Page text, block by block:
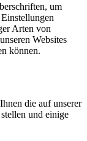
um
Arten von
Websites
können.
die auf unserer
und einige